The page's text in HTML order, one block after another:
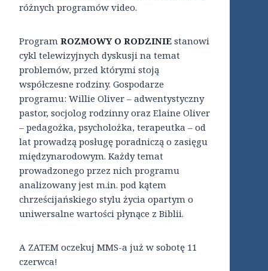
różnych programów video.
Program ROZMOWY O RODZINIE stanowi
cykl telewizyjnych dyskusji na temat
problemów, przed którymi stoją
współczesne rodziny. Gospodarze
programu: Willie Oliver – adwentystyczny
pastor, socjolog rodzinny oraz Elaine Oliver
– pedagożka, psycholożka, terapeutka – od
lat prowadzą posługę poradniczą o zasięgu
międzynarodowym. Każdy temat
prowadzonego przez nich programu
analizowany jest m.in. pod kątem
chrześcijańskiego stylu życia opartym o
uniwersalne wartości płynące z Biblii.
A ZATEM oczekuj MMS-a już w sobotę 11
czerwca!